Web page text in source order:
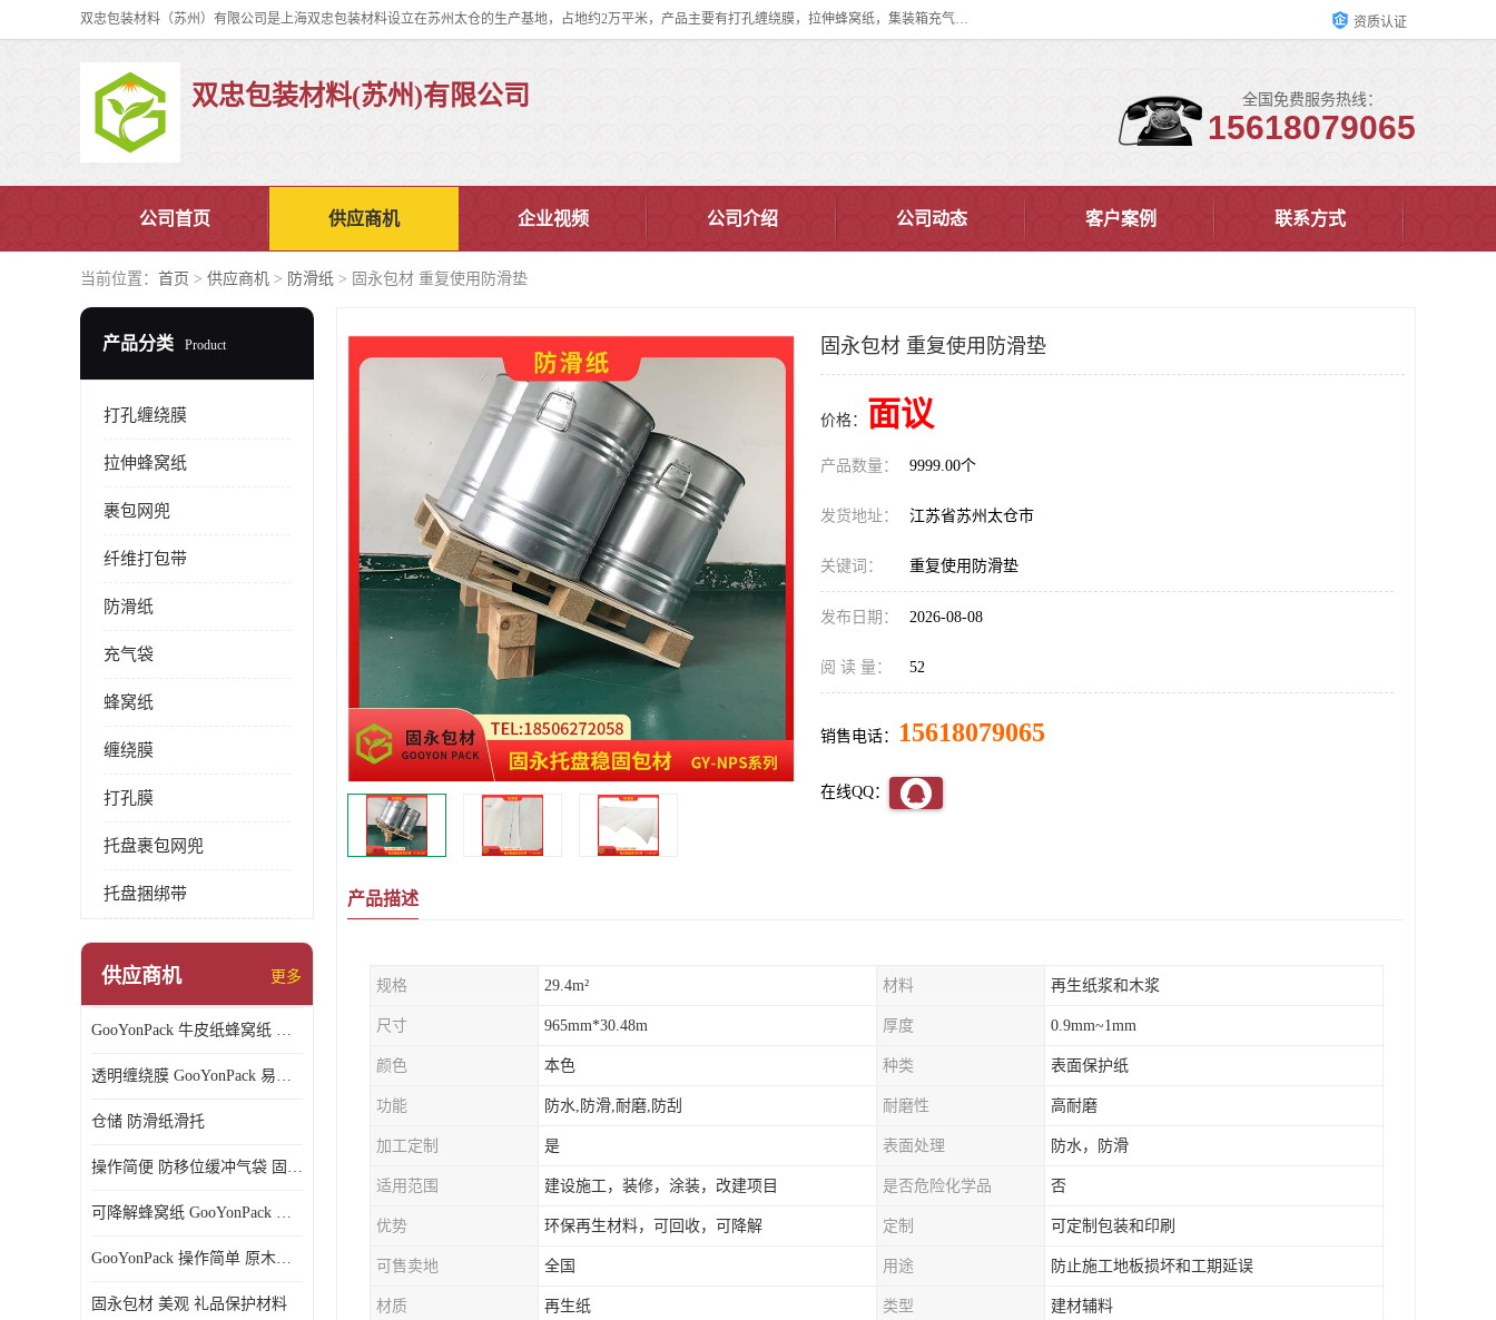
双忠包装材料（苏州）有限公司是上海双忠包装材料设立在苏州太仓的生产基地，占地约2万平米，产品主要有打孔缠绕膜，拉伸蜂窝纸，集装箱充气袋，滑托板，打包带，裹包网兜，防滑纸等箱体和托盘的运输和保护性包材。固永包材®，GooYon Pack®，是我们保护性包装材料的专属品牌。 资质认证
双忠包装材料(苏州)有限公司 全国免费服务热线：
15618079065
公司首页 供应商机 企业视频 公司介绍 公司动态 客户案例 联系方式
当前位置： 首页 > 供应商机 > 防滑纸 > 固永包材 重复使用防滑垫
产品分类 Product
打孔缠绕膜
拉伸蜂窝纸
裹包网兜
纤维打包带
防滑纸
充气袋
蜂窝纸
缠绕膜
打孔膜
托盘裹包网兜
托盘捆绑带
供应商机 更多
GooYonPack 牛皮纸蜂窝纸 循环使用
透明缠绕膜 GooYonPack 易撕扯不残留
仓储 防滑纸滑托
操作简便 防移位缓冲气袋 固永包材
可降解蜂窝纸 GooYonPack 循环使用
GooYonPack 操作简单 原木浆蜂巢网格纸
固永包材 美观 礼品保护材料
固永包材 重复使用防滑垫
价格： 面议
产品数量： 9999.00个
发货地址： 江苏省苏州太仓市
关键词： 重复使用防滑垫
发布日期： 2026-08-08
阅 读 量： 52
销售电话： 15618079065
在线QQ：
产品描述
规格 29.4m² 材料 再生纸浆和木浆
尺寸 965mm*30.48m 厚度 0.9mm~1mm
颜色 本色 种类 表面保护纸
功能 防水,防滑,耐磨,防刮 耐磨性 高耐磨
加工定制 是 表面处理 防水，防滑
适用范围 建设施工，装修，涂装，改建项目 是否危险化学品 否
优势 环保再生材料，可回收，可降解 定制 可定制包装和印刷
可售卖地 全国 用途 防止施工地板损坏和工期延误
材质 再生纸 类型 建材辅料